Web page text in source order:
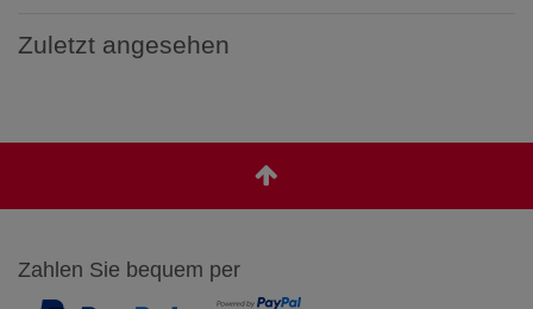
Zuletzt angesehen
Zahlen Sie bequem per